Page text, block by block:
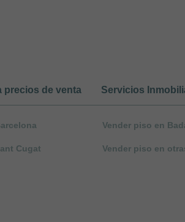
precios de venta Servicios
Vender piso en
Cugat Vender piso en